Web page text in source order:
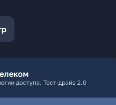
доступа. Тест-драйв 2.0